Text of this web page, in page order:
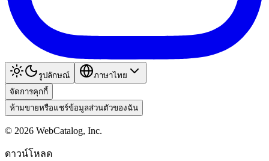
รูปลักษณ์
ภาษาไทย
จัดการคุกกี้
ห้ามขายหรือแชร์ข้อมูลส่วนตัวของฉัน
© 2026 WebCatalog, Inc.
ดาวน์โหลด